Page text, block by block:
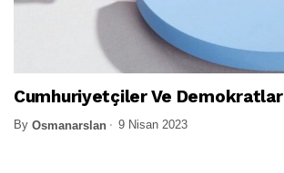
Cumhuriyetçiler Ve Demokratlar
By Osmanarslan 9 Nisan 2023